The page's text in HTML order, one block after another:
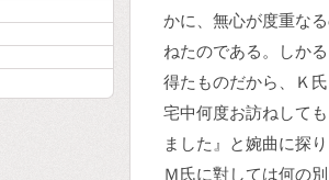
かに、無心が度重な
ねたのである。しか
得たものだから、Ｋ
宅中何度お訪ねして
ました』と婉曲に探
Ｍ氏に對しては何の